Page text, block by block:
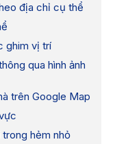
địa chỉ cụ thể
ghim vị trí
qua hình ảnh
trên Google Map
hẻm nhỏ